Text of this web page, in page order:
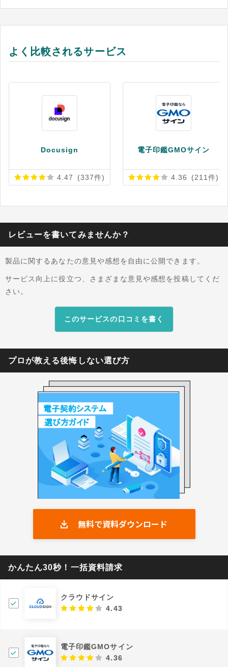
等の電子契約も可能です。 ※出典：2019年8月時
よく比較されるサービス
Docusign
4.47 (337件)
電子印鑑GMOサイン
4.36 (211件)
レビューを書いてみませんか？
製品に関するあなたの意見や感想を自由に公開できます。
サービス向上に役立つ、さまざまな意見や感想を投稿してくだ
さい。
このサービスの口コミを書く
プロが教える後悔しない選び方
無料で資料ダウンロード
かんたん30秒！一括資料請求
クラウドサイン
4.43
電子印鑑GMOサイン
4.36